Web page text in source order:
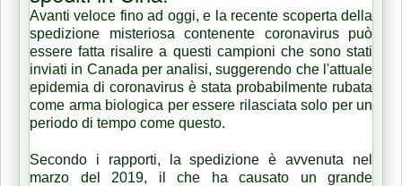
Avanti veloce fino ad oggi, e la recente scoperta della
spedizione misteriosa contenente coronavirus può
essere fatta risalire a questi campioni che sono stati
inviati in Canada per analisi,suggerendo che l'attuale
epidemia di coronavirus è stata probabilmente rubata
come arma biologica per essere rilasciata solo per un
periodo di tempo come questo.
Secondo i rapporti, la spedizione è avvenuta nel
marzo del 2019, il che ha causato un grande